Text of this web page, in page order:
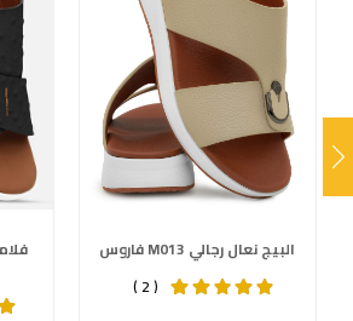
فاروس M013 البيج نعال رجالي
( 2 )